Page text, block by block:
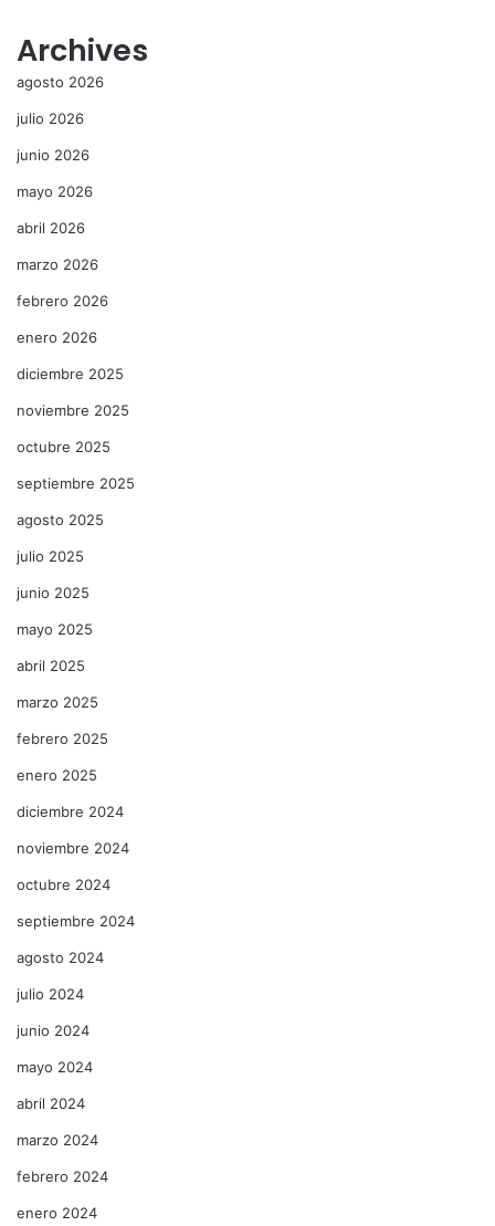
Archives
agosto 2026
julio 2026
junio 2026
mayo 2026
abril 2026
marzo 2026
febrero 2026
enero 2026
diciembre 2025
noviembre 2025
octubre 2025
septiembre 2025
agosto 2025
julio 2025
junio 2025
mayo 2025
abril 2025
marzo 2025
febrero 2025
enero 2025
diciembre 2024
noviembre 2024
octubre 2024
septiembre 2024
agosto 2024
julio 2024
junio 2024
mayo 2024
abril 2024
marzo 2024
febrero 2024
enero 2024